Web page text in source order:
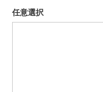
任意選択